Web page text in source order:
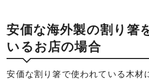
安価な海外製の割り箸
いるお店の場合
安価な割り箸で使われている木材